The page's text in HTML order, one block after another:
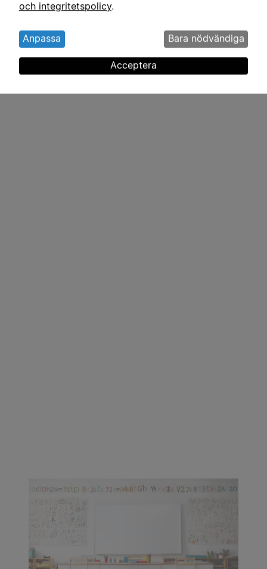
Exempel på projekt
kakor
och integritetspolicy.
Anpassa Bara nödvändiga
Acceptera